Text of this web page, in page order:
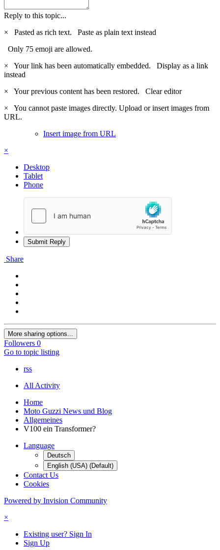
Reply to this topic...
×
Pasted as rich text. Paste as plain text instead
Only 75 emoji are allowed.
×
Your link has been automatically embedded. Display as a link
instead
×
Your previous content has been restored. Clear editor
×
You cannot paste images directly. Upload or insert images from
URL.
Insert image from URL
×
Desktop
Tablet
Phone
Submit Reply
Share
More sharing options...
Followers 0
Go to topic listing
rss
All Activity
Home
Moto Guzzi News und Blog
Allgemeines
V100 ein Transformer?
Language
Deutsch
English (USA) (Default)
Contact Us
Cookies
Powered by Invision Community
×
Existing user? Sign In
Sign Up